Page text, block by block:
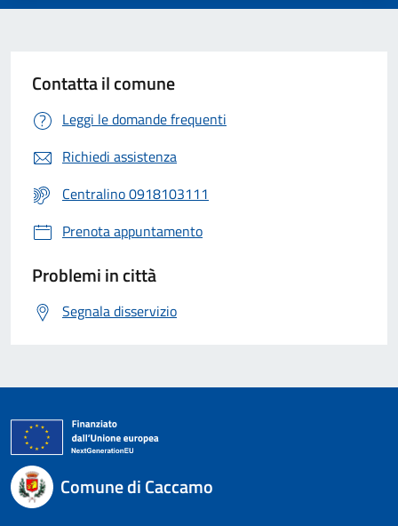
Contatta il comune
Leggi le domande frequenti
Richiedi assistenza
Centralino 0918103111
Prenota appuntamento
Problemi in città
Segnala disservizio
Comune di Caccamo